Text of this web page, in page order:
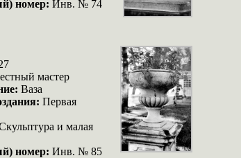
номер: Инв. № 74
мастер
Ваза
Первая
и малая
номер: Инв. № 85